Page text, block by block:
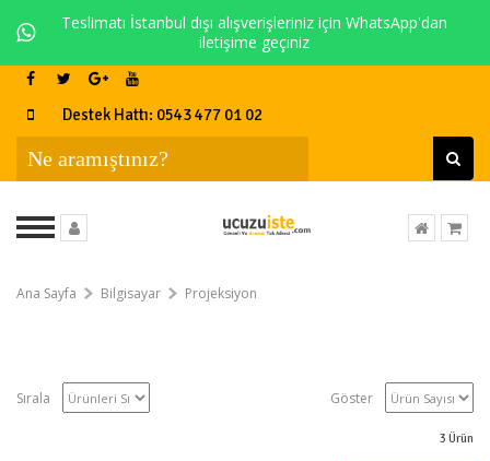
Teslimatı İstanbul dışı alışverişleriniz için WhatsApp'dan
iletişime geçiniz
Destek Hattı: 0543 477 01 02
Ana Sayfa Bilgisayar Projeksiyon
Sırala Göster
3 Ürün